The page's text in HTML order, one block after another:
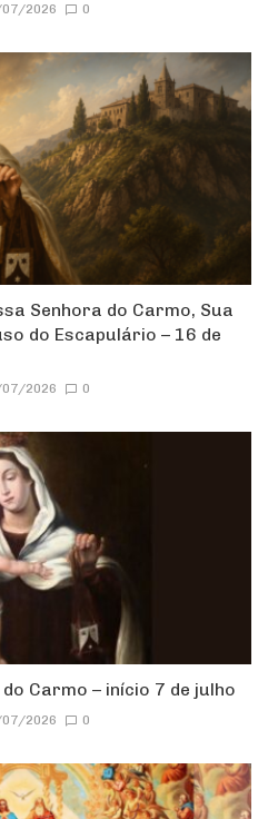
2026 0
Senhora do Carmo, Sua
do Escapulário – 16 de
2026 0
Carmo – início 7 de julho
2026 0